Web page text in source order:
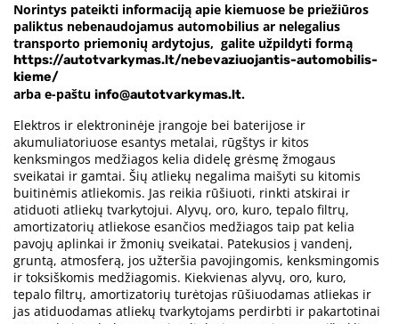
Norintys pateikti informaciją apie kiemuose be priežiūros
paliktus nebenaudojamus automobilius ar nelegalius
transporto priemonių ardytojus, galite užpildyti formą
https://autotvarkymas.lt/nebevaziuojantis-automobilis-
kieme/
arba e-paštu info@autotvarkymas.lt.
Elektros ir elektroninėje įrangoje bei baterijose ir
akumuliatoriuose esantys metalai, rūgštys ir kitos
kenksmingos medžiagos kelia didelę grėsmę žmogaus
sveikatai ir gamtai. Šių atliekų negalima maišyti su kitomis
buitinėmis atliekomis. Jas reikia rūšiuoti, rinkti atskirai ir
atiduoti atliekų tvarkytojui. Alyvų, oro, kuro, tepalo filtrų,
amortizatorių atliekose esančios medžiagos taip pat kelia
pavojų aplinkai ir žmonių sveikatai. Patekusios į vandenį,
gruntą, atmosferą, jos užteršia pavojingomis, kenksmingomis
ir toksiškomis medžiagomis. Kiekvienas alyvų, oro, kuro,
tepalo filtrų, amortizatorių turėtojas rūšiuodamas atliekas ir
jas atiduodamas atliekų tvarkytojams perdirbti ir pakartotinai